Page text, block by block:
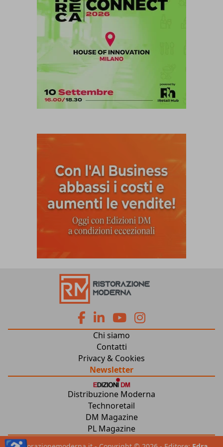
fa
fa-
facebook
fa
fa-
linkedin
fab
fa-
youtube
fab
Chi siamo
Contatti
Privacy & Cookies
Newsletter
Distribuzione Moderna
Technoretail
DM Magazine
PL Magazine